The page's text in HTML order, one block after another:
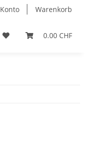
Konto Warenkorb
0.00 CHF
Geschenk-Gutscheine